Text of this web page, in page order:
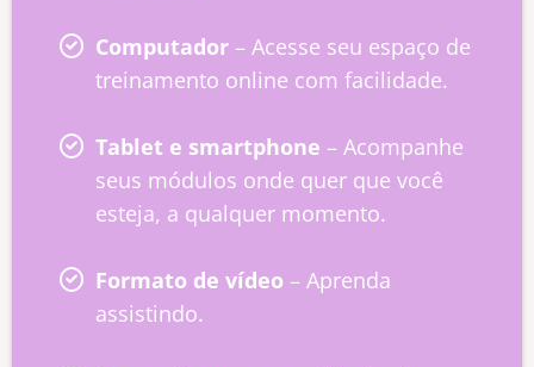
Computador – Acesse seu espaço de
treinamento online com facilidade.
Tablet e smartphone – Acompanhe
seus módulos onde quer que você
esteja, a qualquer momento.
Formato de vídeo – Aprenda
assistindo.